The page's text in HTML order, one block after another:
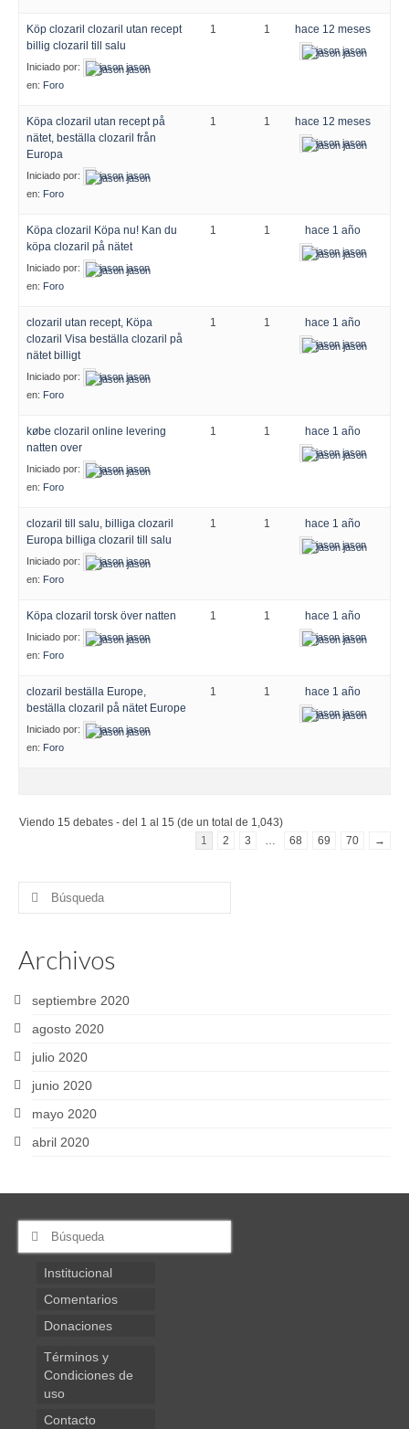
Köp clozaril clozaril utan recept
billig clozaril till salu
Iniciado por:
jason jason
en: Foro
1 1 hace 12 meses
jason jason
Köpa clozaril utan recept på
nätet, beställa clozaril från
Europa
Iniciado por:
jason jason
en: Foro
1 1 hace 12 meses
jason jason
Köpa clozaril Köpa nu! Kan du
köpa clozaril på nätet
Iniciado por:
jason jason
en: Foro
1 1 hace 1 año
jason jason
clozaril utan recept, Köpa
clozaril Visa beställa clozaril på
nätet billigt
Iniciado por:
jason jason
en: Foro
1 1 hace 1 año
jason jason
købe clozaril online levering
natten over
Iniciado por:
jason jason
en: Foro
1 1 hace 1 año
jason jason
clozaril till salu, billiga clozaril
Europa billiga clozaril till salu
Iniciado por:
jason jason
en: Foro
1 1 hace 1 año
jason jason
Köpa clozaril torsk över natten
Iniciado por:
jason jason
en: Foro
1 1 hace 1 año
jason jason
clozaril beställa Europe,
beställa clozaril på nätet Europe
Iniciado por:
jason jason
en: Foro
1 1 hace 1 año
jason jason
Viendo 15 debates - del 1 al 15 (de un total de 1,043)
1
2 3 … 68 69 70 →
Buscar
Archivos
septiembre 2020
agosto 2020
julio 2020
junio 2020
mayo 2020
abril 2020
Buscar
Institucional
Comentarios
Donaciones
Términos y
Condiciones de
uso
Contacto